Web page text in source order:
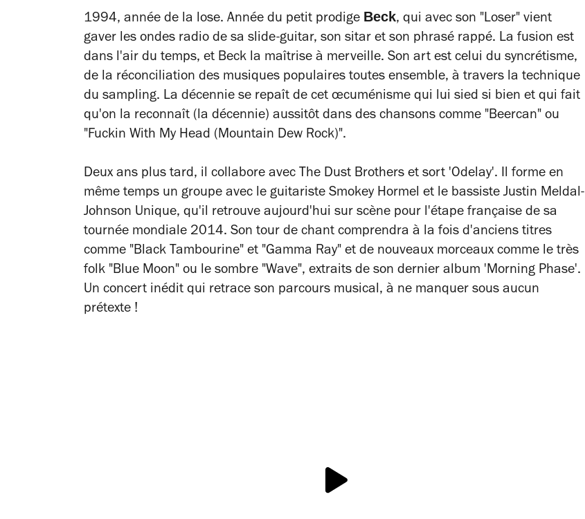
1994, année de la lose. Année du petit prodige Beck, qui avec son "Loser" vient
gaver les ondes radio de sa slide-guitar, son sitar et son phrasé rappé. La fusion est
dans l'air du temps, et Beck la maîtrise à merveille. Son art est celui du syncrétisme,
de la réconciliation des musiques populaires toutes ensemble, à travers la technique
du sampling. La décennie se repaît de cet œcuménisme qui lui sied si bien et qui fait
qu'on la reconnaît (la décennie) aussitôt dans des chansons comme "Beercan" ou
"Fuckin With My Head (Mountain Dew Rock)".
Deux ans plus tard, il collabore avec The Dust Brothers et sort 'Odelay'. Il forme en
même temps un groupe avec le guitariste Smokey Hormel et le bassiste Justin Meldal-
Johnson Unique, qu'il retrouve aujourd'hui sur scène pour l'étape française de sa
tournée mondiale 2014. Son tour de chant comprendra à la fois d'anciens titres
comme "Black Tambourine" et "Gamma Ray" et de nouveaux morceaux comme le très
folk "Blue Moon" ou le sombre "Wave", extraits de son dernier album 'Morning Phase'.
Un concert inédit qui retrace son parcours musical, à ne manquer sous aucun
prétexte !